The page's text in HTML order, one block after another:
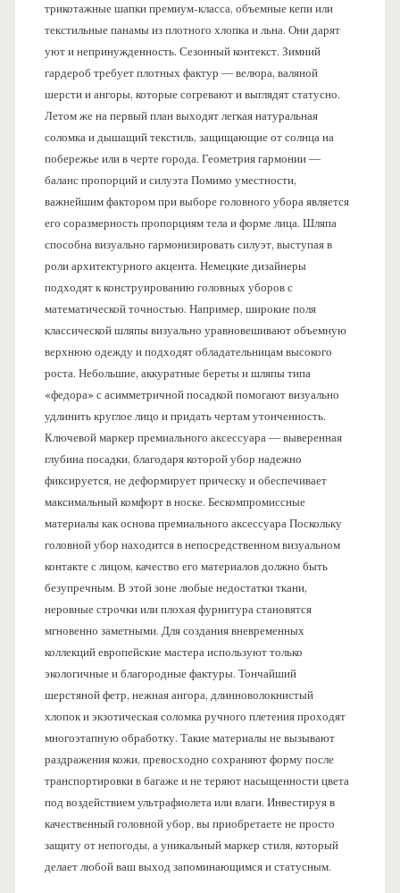
трикотажные шапки премиум-класса, объемные кепи или
текстильные панамы из плотного хлопка и льна. Они дарят
уют и непринужденность. Сезонный контекст. Зимний
гардероб требует плотных фактур — велюра, валяной
шерсти и ангоры, которые согревают и выглядят статусно.
Летом же на первый план выходят легкая натуральная
соломка и дышащий текстиль, защищающие от солнца на
побережье или в черте города. Геометрия гармонии —
баланс пропорций и силуэта Помимо уместности,
важнейшим фактором при выборе головного убора является
его соразмерность пропорциям тела и форме лица. Шляпа
способна визуально гармонизировать силуэт, выступая в
роли архитектурного акцента. Немецкие дизайнеры
подходят к конструированию головных уборов с
математической точностью. Например, широкие поля
классической шляпы визуально уравновешивают объемную
верхнюю одежду и подходят обладательницам высокого
роста. Небольшие, аккуратные береты и шляпы типа
«федора» с асимметричной посадкой помогают визуально
удлинить круглое лицо и придать чертам утонченность.
Ключевой маркер премиального аксессуара — выверенная
глубина посадки, благодаря которой убор надежно
фиксируется, не деформирует прическу и обеспечивает
максимальный комфорт в носке. Бескомпромиссные
материалы как основа премиального аксессуара Поскольку
головной убор находится в непосредственном визуальном
контакте с лицом, качество его материалов должно быть
безупречным. В этой зоне любые недостатки ткани,
неровные строчки или плохая фурнитура становятся
мгновенно заметными. Для создания вневременных
коллекций европейские мастера используют только
экологичные и благородные фактуры. Тончайший
шерстяной фетр, нежная ангора, длинноволокнистый
хлопок и экзотическая соломка ручного плетения проходят
многоэтапную обработку. Такие материалы не вызывают
раздражения кожи, превосходно сохраняют форму после
транспортировки в багаже и не теряют насыщенности цвета
под воздействием ультрафиолета или влаги. Инвестируя в
качественный головной убор, вы приобретаете не просто
защиту от непогоды, а уникальный маркер стиля, который
делает любой ваш выход запоминающимся и статусным.